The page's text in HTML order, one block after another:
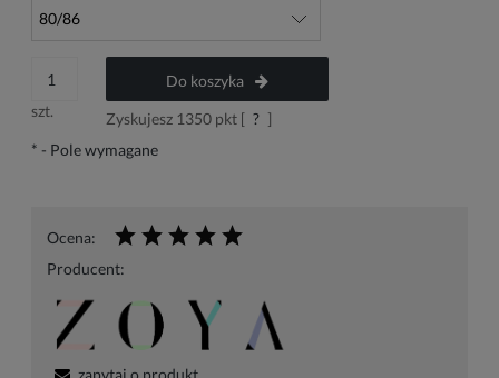
szt.
Do koszyka
Zyskujesz 1350pkt [ ? ]
* - Pole wymagane
Ocena:
Producent:
zapytaj o produkt